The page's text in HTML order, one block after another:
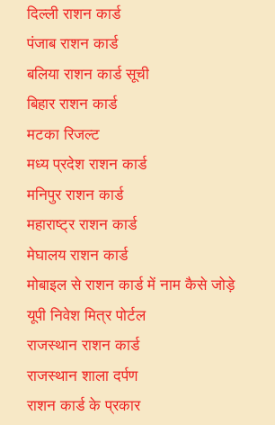
दिल्ली राशन कार्ड
पंजाब राशन कार्ड
बलिया राशन कार्ड सूची
बिहार राशन कार्ड
मटका रिजल्ट
मध्य प्रदेश राशन कार्ड
मनिपुर राशन कार्ड
महाराष्ट्र राशन कार्ड
मेघालय राशन कार्ड
मोबाइल से राशन कार्ड में नाम कैसे जोड़े
यूपी निवेश मित्र पोर्टल
राजस्थान राशन कार्ड
राजस्थान शाला दर्पण
राशन कार्ड के प्रकार